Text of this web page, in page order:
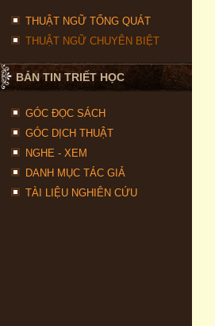
THUẬT NGỮ TỔNG QUÁT
THUẬT NGỮ CHUYÊN BIỆT
BẢN TIN TRIẾT HỌC
GÓC ĐỌC SÁCH
GÓC DỊCH THUẬT
NGHE - XEM
DANH MỤC TÁC GIẢ
TÀI LIỆU NGHIÊN CỨU